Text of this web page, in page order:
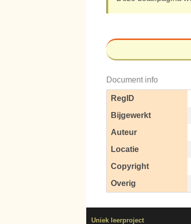
Document info
RegID
Bijgewerkt
Auteur
Locatie
Copyright
Overig
Uniek leerproject